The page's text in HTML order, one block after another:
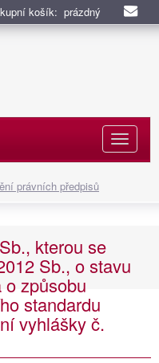
košík: prázdný
právních předpisů
kterou se
Sb., o stavu
způsobu
standardu
vyhlášky č.